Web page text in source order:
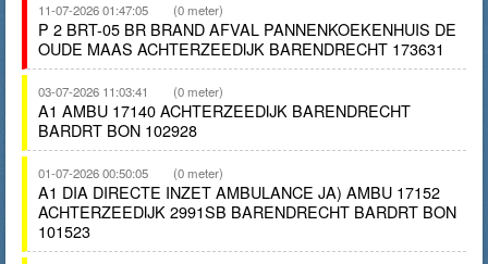
11-07-2026 01:47:05 (0 meter)
P 2 BRT-05 BR BRAND AFVAL PANNENKOEKENHUIS DE
OUDE MAAS ACHTERZEEDIJK BARENDRECHT 173631
03-07-2026 11:03:41 (0 meter)
A1 AMBU 17140 ACHTERZEEDIJK BARENDRECHT
BARDRT BON 102928
01-07-2026 00:50:05 (0 meter)
A1 DIA DIRECTE INZET AMBULANCE JA) AMBU 17152
ACHTERZEEDIJK 2991SB BARENDRECHT BARDRT BON
101523